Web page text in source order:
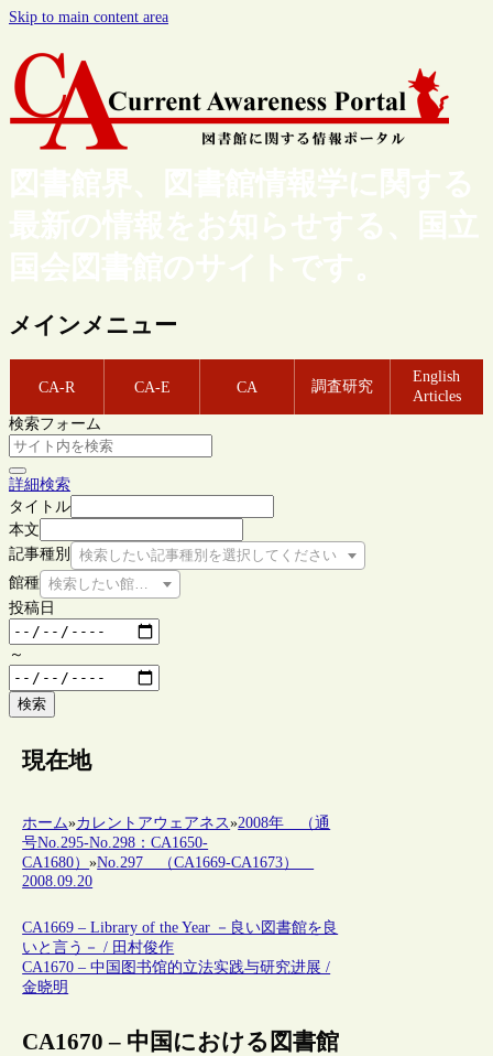
Skip to main content area
図書館界、図書館情報学に関する
最新の情報をお知らせする、国立
国会図書館のサイトです。
メインメニュー
CA-R CA-E CA 調査研究
English
Articles
検索フォーム
詳細検索
タイトル
本文
記事種別
検索したい記事種別を選択してください
館種 検索したい館種を選択してください
投稿日
～
検索
現在地
ホーム»カレントアウェアネス»2008年 （通
号No.295-No.298：CA1650-
CA1680）»No.297 （CA1669-CA1673）
2008.09.20
CA1669 – Library of the Year －良い図書館を良
いと言う－ / 田村俊作
CA1670 – 中国图书馆的立法实践与研究进展 /
金晓明
CA1670 – 中国における図書館